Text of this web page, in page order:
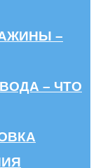
–
– ЧТО